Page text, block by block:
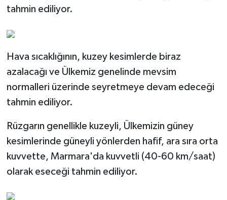
tahmin ediliyor.
Hava sıcaklığının, kuzey kesimlerde biraz
azalacağı ve Ülkemiz genelinde mevsim
normalleri üzerinde seyretmeye devam edeceği
tahmin ediliyor.
Rüzgarın genellikle kuzeyli, Ülkemizin güney
kesimlerinde güneyli yönlerden hafif, ara sıra orta
kuvvette, Marmara'da kuvvetli (40-60 km/saat)
olarak eseceği tahmin ediliyor.